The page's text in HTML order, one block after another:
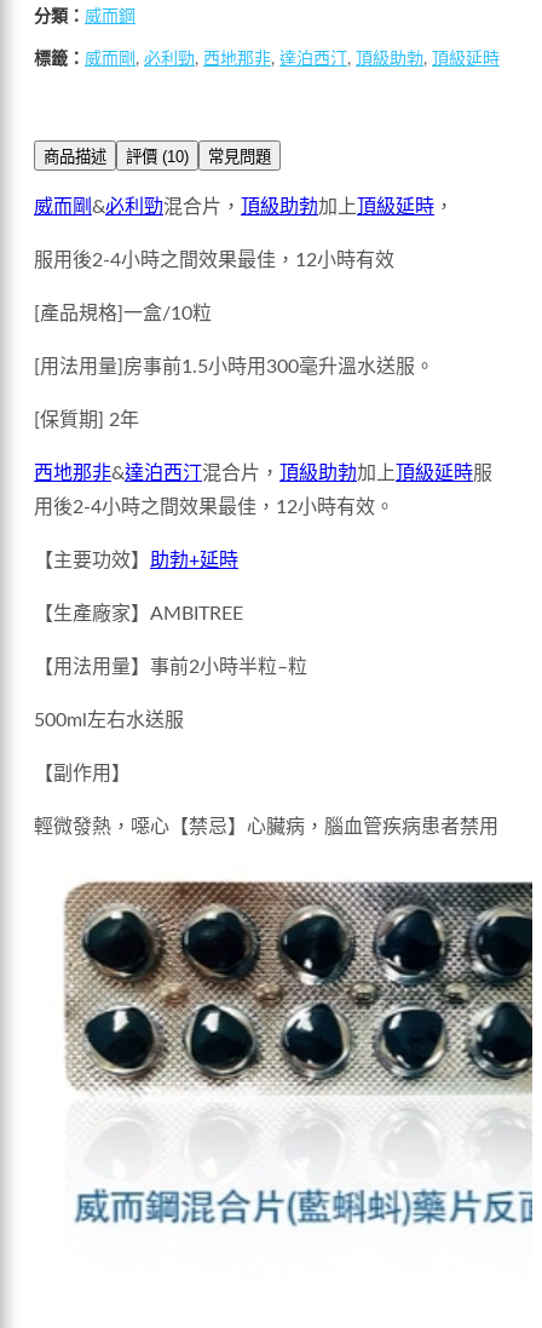
分類： 威而鋼
標籤： 威而剛 , 必利勁, 西地那非, 達泊西汀 , 頂級助勃, 頂級延時
商品描述 評價 (10) 常見問題
威而剛&必利勁混合片， 頂級助勃加上 頂級延時 ，
服用後2-4小時之間效果最佳，12小時有效
[產品規格]一盒/10粒
[用法用量]房事前1.5小時用300毫升溫水送服。
[保質期] 2年
西地那非&達泊西汀 混合片， 頂級助勃加上 頂級延時服
用後2-4小時之間效果最佳，12小時有效。
【主要功效】 助勃+延時
【生產廠家】AMBITREE
【用法用量】事前2小時半粒–粒
500ml左右水送服
【副作用】
輕微發熱，噁心【禁忌】心臟病，腦血管疾病患者禁用